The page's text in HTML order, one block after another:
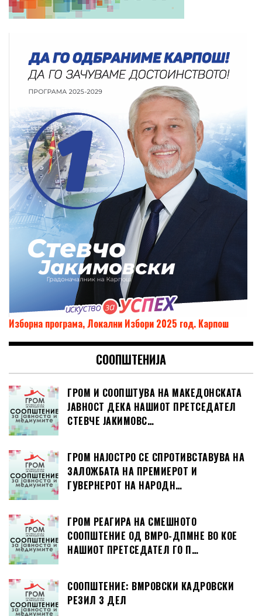
Изборна програма, Локални Избори 2025 год. Карпош
СООПШТЕНИЈА
ГРОМ И СООПШТУВА НА МАКЕДОНСКАТА
ЈАВНОСТ ДЕКА НАШИОТ ПРЕТСЕДАТЕЛ
СТЕВЧЕ ЈАКИМОВС…
ГРОМ НАЈОСТРО СЕ СПРОТИВСТАВУВА НА
ЗАЛОЖБАТА НА ПРЕМИЕРОТ И
ГУВЕРНЕРОТ НА НАРОДН…
ГРОМ РЕАГИРА НА СМЕШНОТО
СООПШТЕНИЕ ОД ВМРО-ДПМНЕ ВО КОЕ
НАШИОТ ПРЕТСЕДАТЕЛ ГО П…
СООПШТЕНИЕ: ВМРОВСКИ КАДРОВСКИ
РЕЗИЛ 3 ДЕЛ